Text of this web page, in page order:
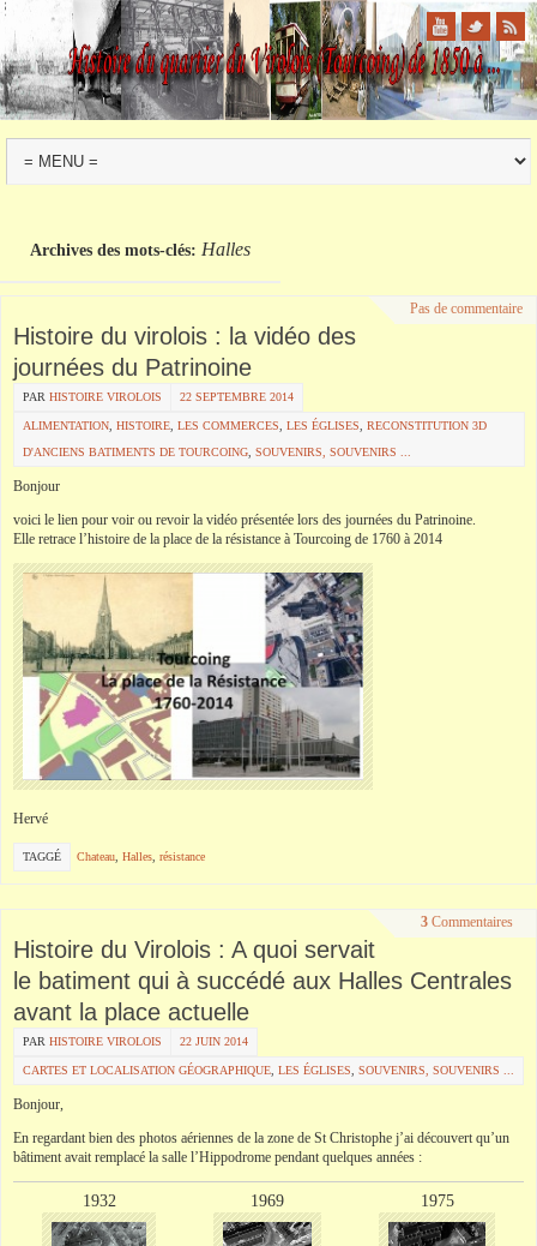
Archives des mots-clés: Halles
Pas de commentaire
Histoire du virolois : la vidéo des
journées du Patrinoine
PAR HISTOIRE VIROLOIS 22 SEPTEMBRE 2014
ALIMENTATION HISTOIRE LES COMMERCES LES ÉGLISES
RECONSTITUTION 3D
D'ANCIENS BATIMENTS DE TOURCOING SOUVENIRS, SOUVENIRS ...
Bonjour
voici le lien pour voir ou revoir la vidéo présentée lors des journées du Patrinoine.
Elle retrace l’histoire de la place de la résistance à Tourcoing de 1760 à 2014
Hervé
TAGGÉ Chateau, Halles, résistance
3 Commentaires
Histoire du Virolois : A quoi servait
le batiment qui à succédé aux Halles Centrales
avant la place actuelle
PAR HISTOIRE VIROLOIS 22 JUIN 2014
CARTES ET LOCALISATION GÉOGRAPHIQUE, LES ÉGLISES, SOUVENIRS, SOUVENIRS ...
Bonjour,
En regardant bien des photos aériennes de la zone de St Christophe j’ai découvert qu’un
bâtiment avait remplacé la salle l’Hippodrome pendant quelques années :
1932 1969 1975